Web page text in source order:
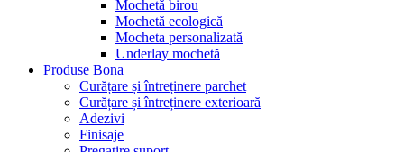
Mochetă birou
Mochetă ecologică
Mocheta personalizată
Underlay mochetă
Produse Bona
Curățare și întreținere parchet
Curățare și întreținere exterioară
Adezivi
Finisaje